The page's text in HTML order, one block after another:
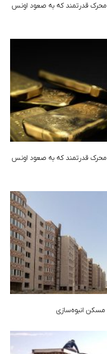
طلا همچنان نزدیک سقف ۷ هفته‌ای؛ ۲ محرک قدرتمند که به صعود اونس
طلا همچنان نزدیک سقف ۷ هفته‌ای؛ ۲ محرک قدرتمند که به صعود اونس